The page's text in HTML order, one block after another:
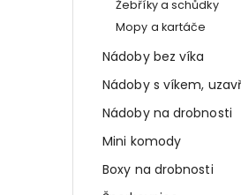
Žebříky a schůdky
Mopy a kartáče
Nádoby bez víka
Nádoby s víkem,
Nádoby na drobnosti
Mini komody
Boxy na drobnosti